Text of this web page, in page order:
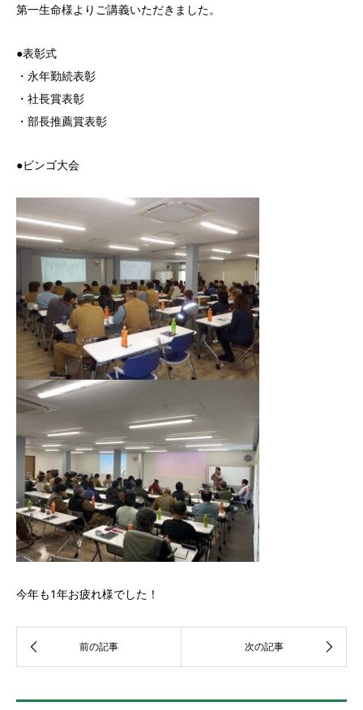
第一生命様よりご講義いただきました。
●表彰式
・永年勤続表彰
・社長賞表彰
・部長推薦賞表彰
●ビンゴ大会
今年も1年お疲れ様でした！